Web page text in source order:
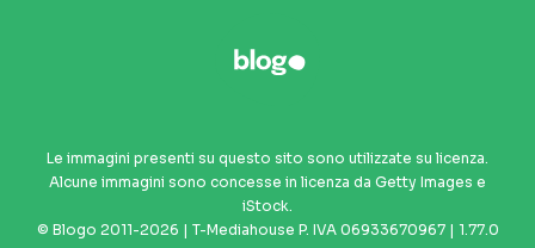
Le immagini presenti su questo sito sono utilizzate su licenza.
Alcune immagini sono concesse in licenza da Getty Images e
iStock.
© Blogo 2011-2026 | T-Mediahouse P. IVA 06933670967 | 1.77.0